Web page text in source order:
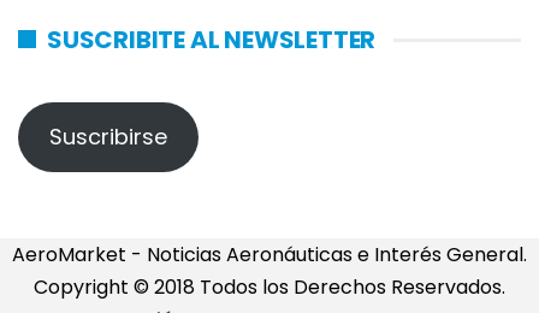
SUSCRIBITE AL NEWSLETTER
Suscribirse
AeroMarket - Noticias Aeronáuticas e Interés General.
Copyright © 2018 Todos los Derechos Reservados.